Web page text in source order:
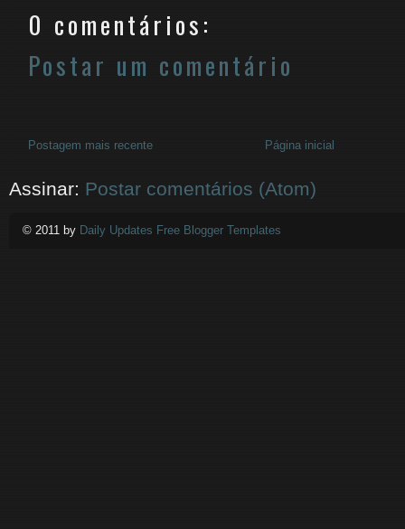
0 comentários:
Postar um comentário
Postagem mais recente Página inicial
Assinar: Postar comentários (Atom)
© 2011 by Daily Updates Free Blogger Templates